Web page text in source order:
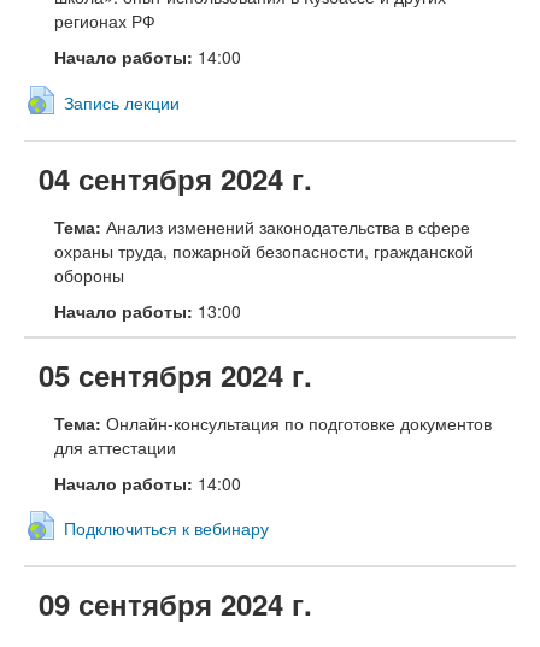
регионах РФ
Начало работы: 14:00
Запись лекции
04 сентября 2024 г.
Тема: Анализ изменений законодательства в сфере
охраны труда, пожарной безопасности, гражданской
обороны
Начало работы: 13:00
05 сентября 2024 г.
Тема: Онлайн-консультация по подготовке документов
для аттестации
Начало работы: 14:00
Подключиться к вебинару
09 сентября 2024 г.